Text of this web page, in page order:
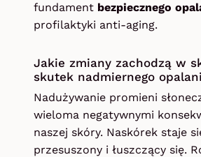
fundament bezpiecznego
profilaktyki anti-aging.
Jakie zmiany zachodzą w
skutek nadmiernego
Nadużywanie promieni
wieloma negatywnymi
naszej skóry. Naskórek staje
przesuszony i łuszczący się.